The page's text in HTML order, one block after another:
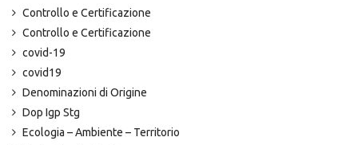
Controllo e Certificazione
Controllo e Certificazione
covid-19
covid19
Denominazioni di Origine
Dop Igp Stg
Ecologia – Ambiente – Territorio